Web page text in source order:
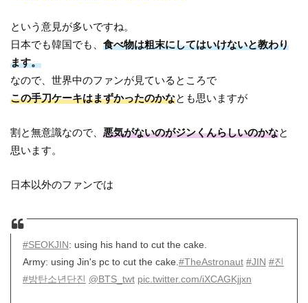
という意見が多いですね。
日本でも韓国でも、食べ物は粗末にしてはいけないと教わり
ます。
なので、世界中のファンが見ているところで
この手刀ケーキはまずかったのかなとも思いますが
割と無意識なので、悪気がないのがジンくんらしいのかなと
思います。
日本以外のファンでは
#SEOKJIN: using his hand to cut the cake.
Army: using Jin's pc to cut the cake.#TheAstronaut #JIN #진
#방탄소년단진 @BTS_twt pic.twitter.com/iXCAGKjjxn